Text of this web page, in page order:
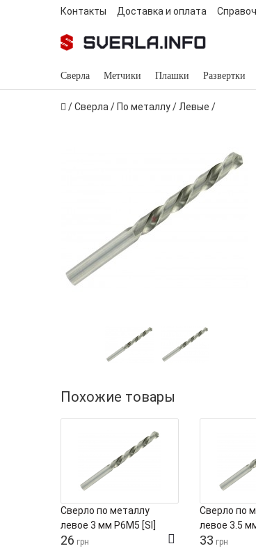
Контакты Доставка и оплата
Сверла Метчики Плашки Развертки
/Сверла / По металлу/ Левые /
Похожие товары
Сверло по металлу
левое 3 мм Р6М5 [SI]
26 грн
Сверло по
левое 3.5
33 грн